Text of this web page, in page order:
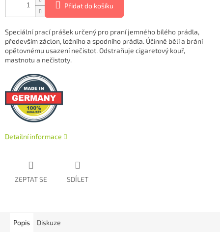
Přidat do košíku
Speciální prací prášek určený pro praní jemného bílého prádla,
především záclon, ložního a spodního prádla. Účinně bělí a brání
opětovnému usazení nečistot. Odstraňuje cigaretový kouř,
mastnotu a nečistoty.
Detailní informace
ZEPTAT SE SDÍLET
Popis Diskuze